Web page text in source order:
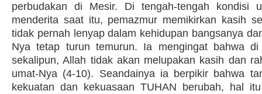
perbudakan di Mesir. Di tengah-tengah kondisi
menderita saat itu, pemazmur memikirkan kasih
tidak pernah lenyap dalam kehidupan bangsanya
Nya tetap turun temurun. Ia mengingat bahwa di
sekalipun, Allah tidak akan melupakan kasih dan
umat-Nya (4-10). Seandainya ia berpikir bahwa
kekuatan dan kekuasaan TUHAN berubah, hal